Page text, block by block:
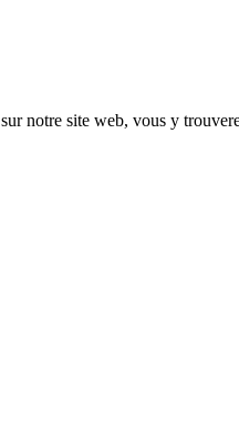
sur notre site web, vous y